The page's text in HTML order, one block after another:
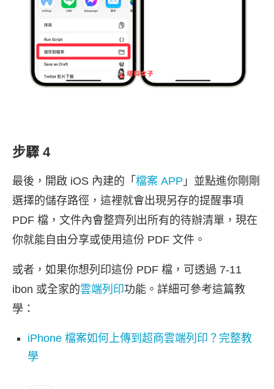
步驟 4
最後，開啟 iOS 內建的「 檔案 APP 」並點進你剛剛
選擇的儲存路徑，這裡就會出現另存的提醒事項
PDF 檔，文件內會整齊列出所有的待辦清單，現在
你就能自由分享或使用這份 PDF 文件。
或者，如果你想列印這份 PDF 檔，可透過 7-11
ibon 或全家的雲端列印功能。詳細可參考這篇教
學：
iPhone 檔案如何上傳到超商雲端列印？完整教
學